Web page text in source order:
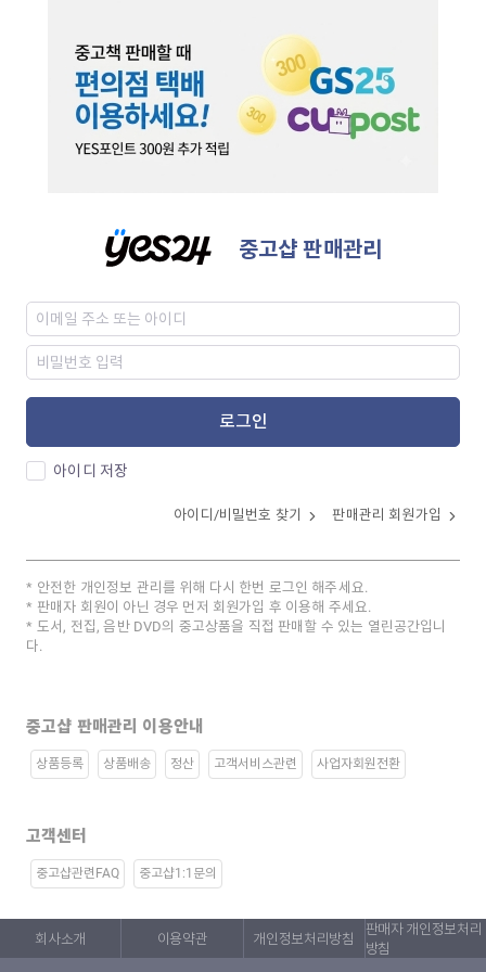
중고샵 판매관리
로그인
아이디 저장
아이디/비밀번호 찾기 판매관리 회원가입
안전한 개인정보 관리를 위해 다시 한번 로그인 해주세요.
판매자 회원이 아닌 경우 먼저 회원가입 후 이용해 주세요.
도서, 전집, 음반 DVD의 중고상품을 직접 판매할 수 있는 열린공간입니
다.
중고샵 판매관리 이용안내
상품등록 상품배송 정산 고객서비스관련 사업자회원전환
고객센터
중고샵관련FAQ 중고샵1:1문의
회사소개 이용약관 개인정보처리방침
판매자 개인정보처리
방침